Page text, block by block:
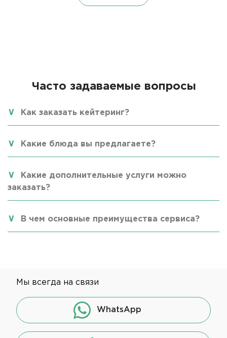
Часто задаваемые вопросы
Как заказать кейтеринг?
Какие блюда вы предлагаете?
Какие дополнительные услуги можно
заказать?
В чем основные преимущества сервиса?
Мы всегда на связи
WhatsApp